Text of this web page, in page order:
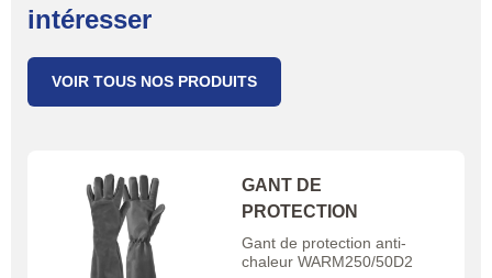
intéresser
VOIR TOUS NOS PRODUITS
GANT DE
PROTECTION
Gant de protection anti-
chaleur WARM250/50D2